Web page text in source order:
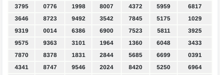
3795
0776 1998 8007 4372 5959
6817
3646
8723 9492 3542 7845 5175
1029
9319
0014 6386 6900 7523 5811
3925
9575
9363 3101 1964 1360 6048
3433
7870
8378 1831 2844 5685 6699
0391
4341
8747 9546 2024 8420 5250
6964